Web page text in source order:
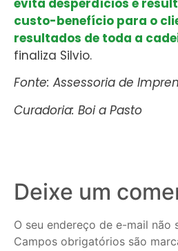
custo-benefício para o
resultados de toda a
finaliza Silvio.
Fonte: Assessoria de
Curadoria: Boi a Pasto
Deixe um
O seu endereço de e-mail não
Campos obrigatórios são